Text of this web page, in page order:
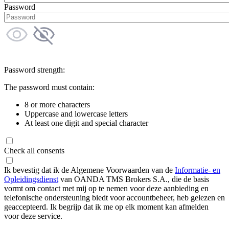
Password
Password strength:
The password must contain:
8 or more characters
Uppercase and lowercase letters
At least one digit and special character
Check all consents
Ik bevestig dat ik de Algemene Voorwaarden van de Informatie- en
Opleidingsdienst van OANDA TMS Brokers S.A., die de basis
vormt om contact met mij op te nemen voor deze aanbieding en
telefonische ondersteuning biedt voor accountbeheer, heb gelezen en
geaccepteerd. Ik begrijp dat ik me op elk moment kan afmelden
voor deze service.